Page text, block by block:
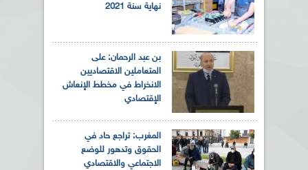
نهاية سنة 2021
بن عبد الرحمان: على
المتعاملين الاقتصاديين
الانخراط في مخطط الإنعاش
الإقتصادي
المغرب: تراجع حاد في
الحقوق وتدهور للوضع
الاجتماعي والاقتصادي